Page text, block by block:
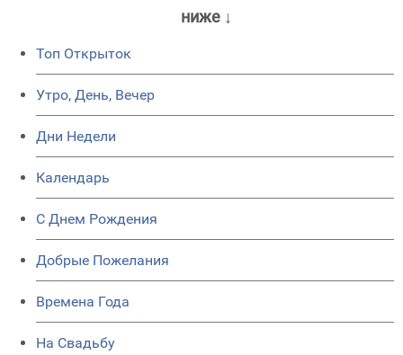
ниже ↓
Топ Открыток
Утро, День, Вечер
Дни Недели
Календарь
C Днем Рождения
Добрые Пожелания
Времена Года
На Свадьбу